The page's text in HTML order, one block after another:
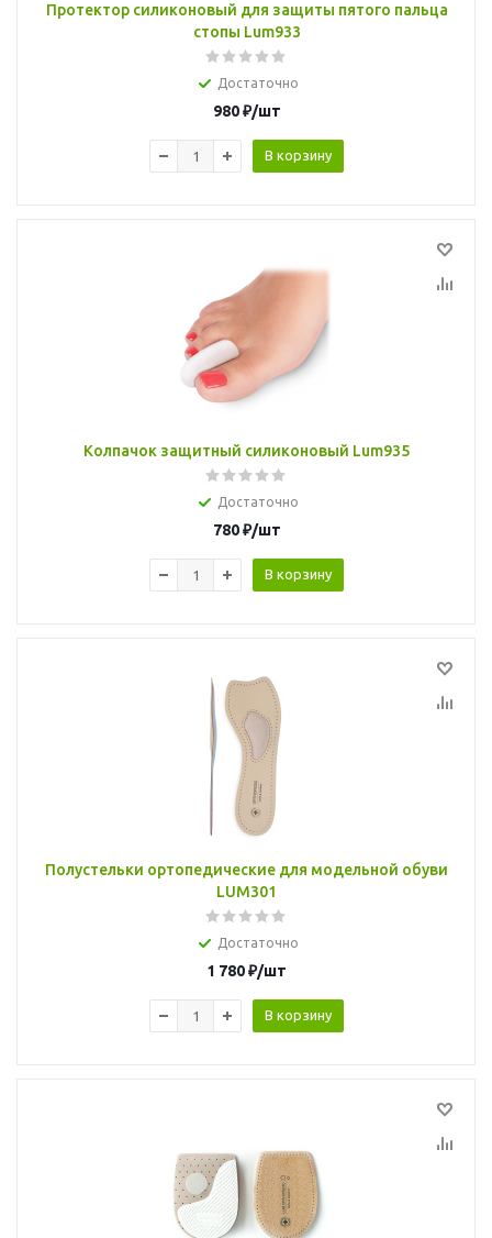
Протектор силиконовый для защиты пятого пальца
стопы Lum933
Достаточно
980₽/шт
В корзину
Колпачок защитный силиконовый Lum935
Достаточно
780₽/шт
В корзину
Полустельки ортопедические для модельной обуви
LUM301
Достаточно
1 780₽/шт
В корзину